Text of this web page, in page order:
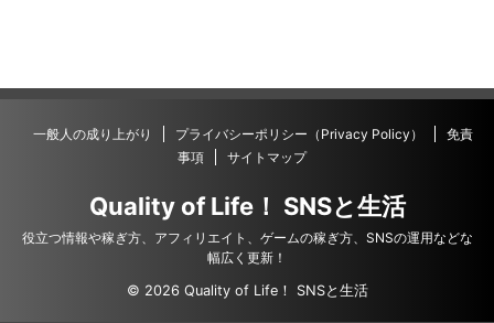
一般人の成り上がり プライバシーポリシー（Privacy Policy）
免責
事項
サイトマップ
Quality of Life！ SNSと生活
役立つ情報や稼ぎ方、アフィリエイト、ゲームの稼ぎ方、SNSの運用などな
幅広く更新！
© 2026 Quality of Life！ SNSと生活